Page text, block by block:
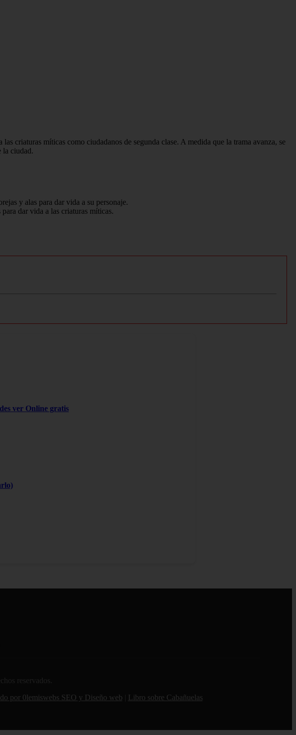
criaturas míticas como ciudadanos de segunda clase. A medida que la trama avanza, se
la ciudad.
y alas para dar vida a su personaje.
dar vida a las criaturas míticas.
ver Online gratis
reservados.
por 0lemiswebs SEO y Diseño web Libro sobre Cabañuelas